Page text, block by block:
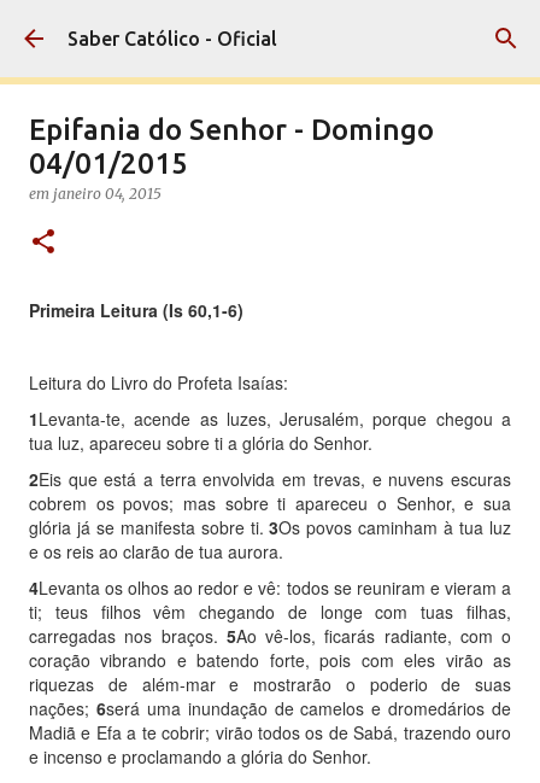
Pular para o conteúdo principal
Saber Católico - Oficial
Epifania do Senhor - Domingo
04/01/2015
em janeiro 04, 2015
Primeira Leitura (Is 60,1-6)
Leitura do Livro do Profeta Isaías:
1Levanta-te, acende as luzes, Jerusalém, porque chegou a
tua luz, apareceu sobre ti a glória do Senhor.
2Eis que está a terra envolvida em trevas, e nuvens escuras
cobrem os povos; mas sobre ti apareceu o Senhor, e sua
glória já se manifesta sobre ti.3Os povos caminham à tua luz
e os reis ao clarão de tua aurora.
4Levanta os olhos ao redor e vê: todos se reuniram e vieram a
ti; teus filhos vêm chegando de longe com tuas filhas,
carregadas nos braços. 5Ao vê-los, ficarás radiante, com o
coração vibrando e batendo forte, pois com eles virão as
riquezas de além-mar e mostrarão o poderio de suas
nações; 6será uma inundação de camelos e dromedários de
Madiã e Efa a te cobrir; virão todos os de Sabá, trazendo ouro
e incenso e proclamando a glória do Senhor.